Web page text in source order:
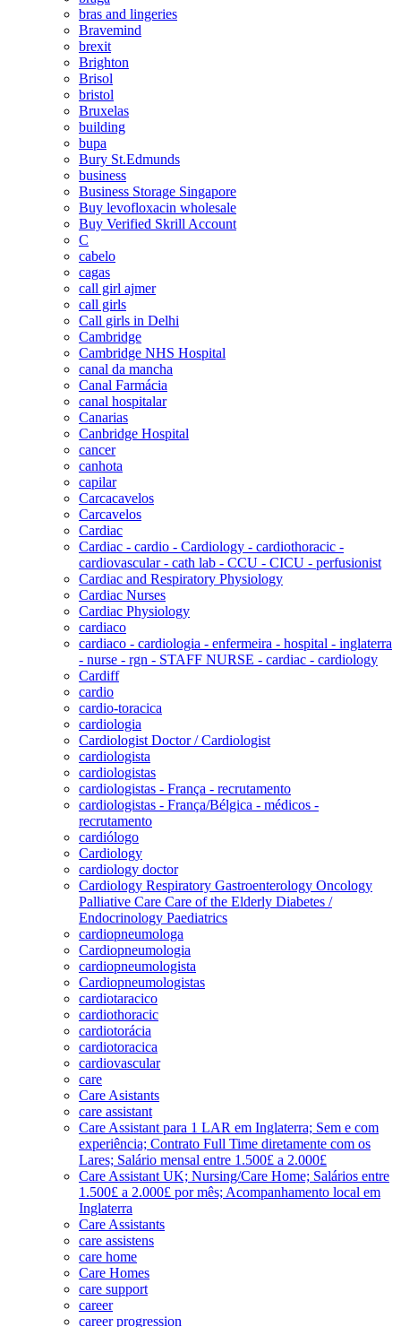
bras and lingeries
Bravemind
brexit
Brighton
Brisol
bristol
Bruxelas
building
bupa
Bury St.Edmunds
business
Business Storage Singapore
Buy levofloxacin wholesale
Buy Verified Skrill Account
C
cabelo
cagas
call girl ajmer
call girls
Call girls in Delhi
Cambridge
Cambridge NHS Hospital
canal da mancha
Canal Farmácia
canal hospitalar
Canarias
Canbridge Hospital
cancer
canhota
capilar
Carcacavelos
Carcavelos
Cardiac
Cardiac - cardio - Cardiology - cardiothoracic -
cardiovascular - cath lab - CCU - CICU - perfusionist
Cardiac and Respiratory Physiology
Cardiac Nurses
Cardiac Physiology
cardiaco
cardiaco - cardiologia - enfermeira - hospital - inglaterra
- nurse - rgn - STAFF NURSE - cardiac - cardiology
Cardiff
cardio
cardio-toracica
cardiologia
Cardiologist Doctor / Cardiologist
cardiologista
cardiologistas
cardiologistas - França - recrutamento
cardiologistas - França/Bélgica - médicos -
recrutamento
cardiólogo
Cardiology
cardiology doctor
Cardiology Respiratory Gastroenterology Oncology
Palliative Care Care of the Elderly Diabetes /
Endocrinology Paediatrics
cardiopneumologa
Cardiopneumologia
cardiopneumologista
Cardiopneumologistas
cardiotaracico
cardiothoracic
cardiotorácia
cardiotoracica
cardiovascular
care
Care Asistants
care assistant
Care Assistant para 1 LAR em Inglaterra; Sem e com
experiência; Contrato Full Time diretamente com os
Lares; Salário mensal entre 1.500£ a 2.000£
Care Assistant UK; Nursing/Care Home; Salários entre
1.500£ a 2.000£ por mês; Acompanhamento local em
Inglaterra
Care Assistants
care assistens
care home
Care Homes
care support
career
career progression